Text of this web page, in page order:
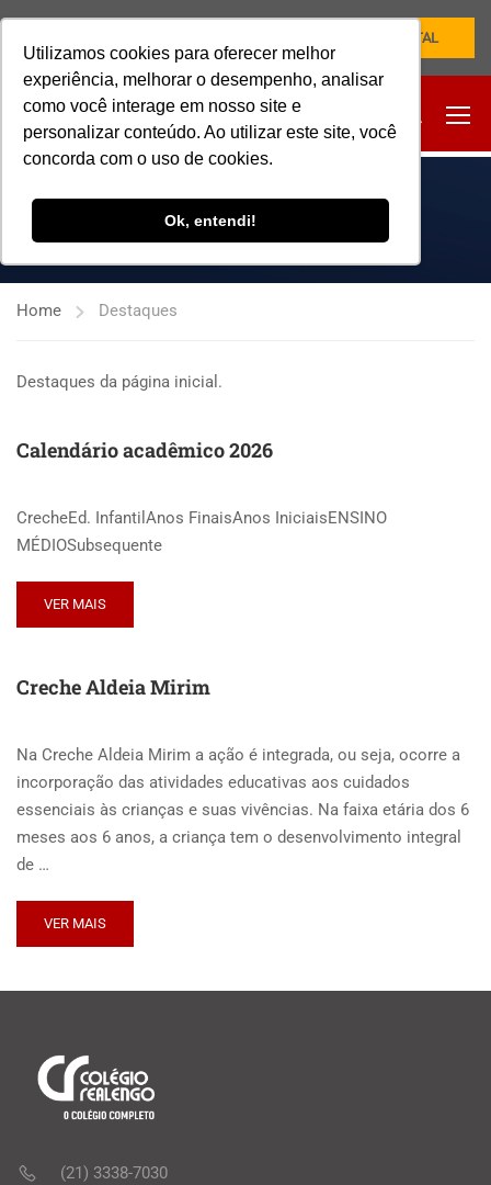
Utilizamos cookies para oferecer melhor
experiência, melhorar o desempenho, analisar
como você interage em nosso site e
personalizar conteúdo. Ao utilizar este site, você
concorda com o uso de cookies.
Ok, entendi!
NOVO PORTAL
DESTAQUES
Home Destaques
Destaques da página inicial.
Calendário acadêmico 2026
CrecheEd. InfantilAnos FinaisAnos IniciaisENSINO
MÉDIOSubsequente
VER MAIS
Creche Aldeia Mirim
Na Creche Aldeia Mirim a ação é integrada, ou seja, ocorre a
incorporação das atividades educativas aos cuidados
essenciais às crianças e suas vivências. Na faixa etária dos 6
meses aos 6 anos, a criança tem o desenvolvimento integral
de …
VER MAIS
(21) 3338-7030